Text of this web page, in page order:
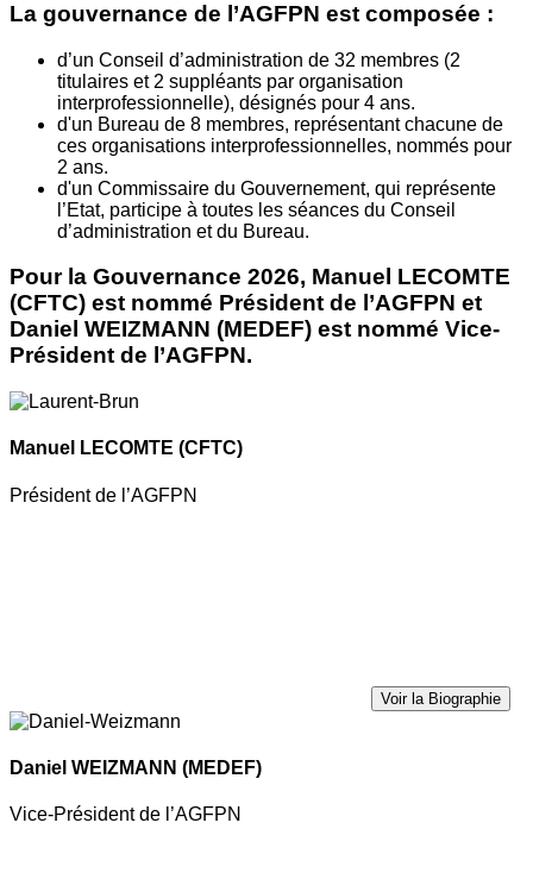
La gouvernance de l’AGFPN est composée :
d’un Conseil d’administration de 32 membres (2
titulaires et 2 suppléants par organisation
interprofessionnelle), désignés pour 4 ans.
d'un Bureau de 8 membres, représentant chacune de
ces organisations interprofessionnelles, nommés pour
2 ans.
d'un Commissaire du Gouvernement, qui représente
l’Etat, participe à toutes les séances du Conseil
d’administration et du Bureau.
Pour la Gouvernance 2026, Manuel LECOMTE
(CFTC) est nommé Président de l’AGFPN et
Daniel WEIZMANN (MEDEF) est nommé Vice-
Président de l’AGFPN.
Manuel LECOMTE (CFTC)
Président de l’AGFPN
Voir la Biographie
Daniel WEIZMANN (MEDEF)
Vice-Président de l’AGFPN